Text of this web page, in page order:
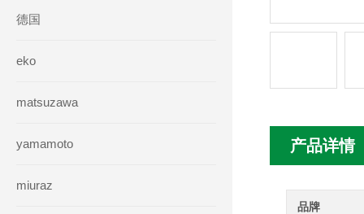
德国
eko
matsuzawa
yamamoto
miuraz
产品详情
品牌